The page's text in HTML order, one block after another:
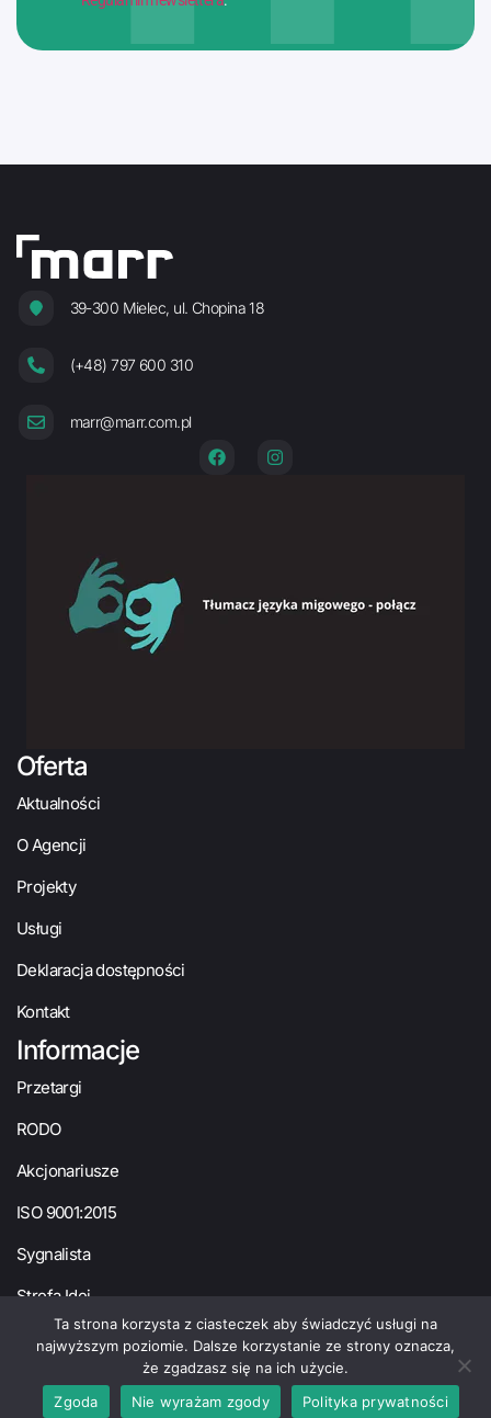
39-300 Mielec, ul. Chopina 18
(+48) 797 600 310
marr@marr.com.pl
Oferta
Aktualności
O Agencji
Projekty
Usługi
Deklaracja dostępności
Kontakt
Informacje
Przetargi
RODO
Akcjonariusze
ISO 9001:2015
Sygnalista
Strefa Idei
© MARR 2024
Polityka prywatności Ustawienia cookies
Ta strona korzysta z ciasteczek aby świadczyć usługi na
najwyższym poziomie. Dalsze korzystanie ze strony oznacza,
że zgadzasz się na ich użycie.
Zgoda
Nie wyrażam zgody Polityka prywatności